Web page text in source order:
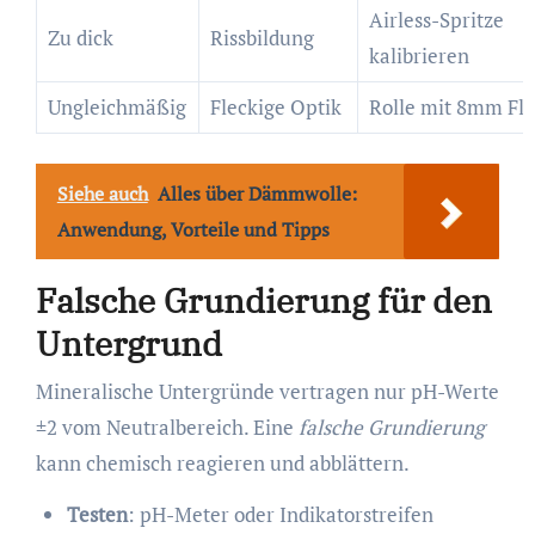
Zu dick Rissbildung
Airless-Spritze
kalibrieren
Ungleichmäßig
Fleckige Optik Rolle mit 8mm
Siehe auch Alles über Dämmwolle:
Anwendung, Vorteile und Tipps
Falsche Grundierung für den
Untergrund
Mineralische Untergründe vertragen nur pH-Werte
±2 vom Neutralbereich. Eine falsche Grundierung
kann chemisch reagieren und abblättern.
Testen: pH-Meter oder Indikatorstreifen